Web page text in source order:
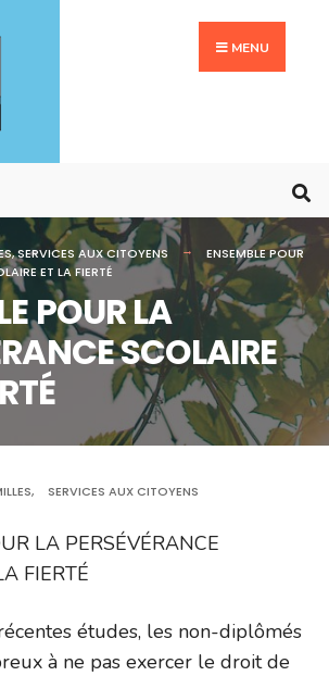
MENU
,SERVICES AUX CITOYENS
ENSEMBLE POUR
ET LA FIERTÉ
POUR LA
SCOLAIRE
, SERVICES AUX CITOYENS
LA PERSÉVÉRANCE
FIERTÉ
études, les non-diplômés
à ne pas exercer le droit de